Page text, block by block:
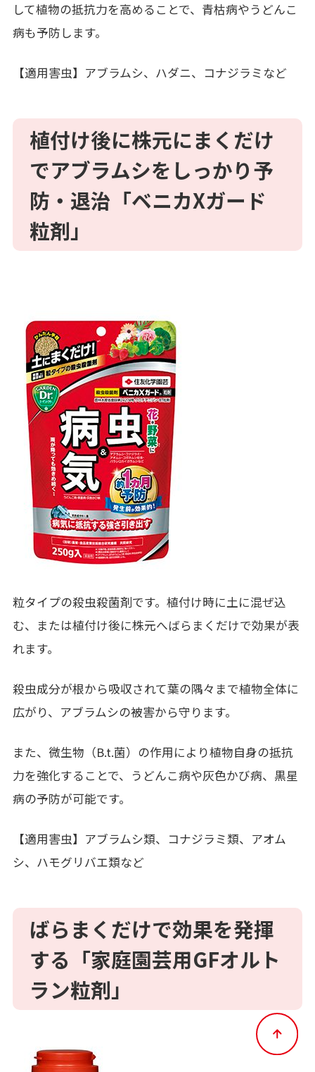
して植物の抵抗力を高めることで、青枯病やうどんこ
病も予防します。
【適用害虫】アブラムシ、ハダニ、コナジラミなど
植付け後に株元にまくだけ
でアブラムシをしっかり予
防・退治「ベニカXガード
粒剤」
粒タイプの殺虫殺菌剤です。植付け時に土に混ぜ込
む、または植付け後に株元へばらまくだけで効果が表
れます。
殺虫成分が根から吸収されて葉の隅々まで植物全体に
広がり、アブラムシの被害から守ります。
また、微生物（B.t.菌）の作用により植物自身の抵抗
力を強化することで、うどんこ病や灰色かび病、黒星
病の予防が可能です。
【適用害虫】アブラムシ類、コナジラミ類、アオム
シ、ハモグリバエ類など
ばらまくだけで効果を発揮
する「家庭園芸用GFオルト
ラン粒剤」